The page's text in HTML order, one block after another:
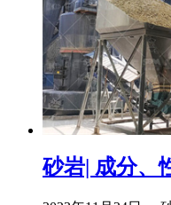
砂岩| 成分、